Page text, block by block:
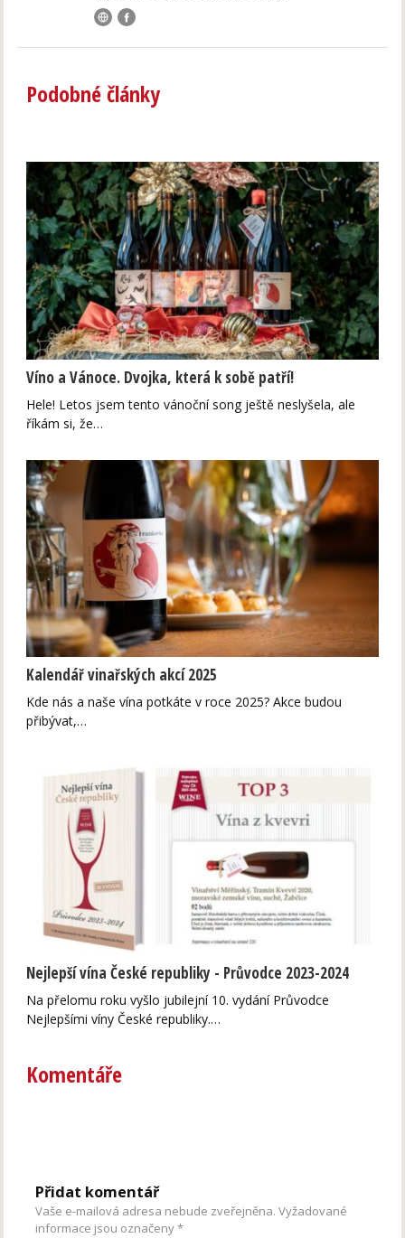
Podobné články
Víno a Vánoce. Dvojka, která k sobě patří!
Hele! Letos jsem tento vánoční song ještě neslyšela, ale
říkám si, že…
Kalendář vinařských akcí 2025
Kde nás a naše vína potkáte v roce 2025? Akce budou
přibývat,…
Nejlepší vína České republiky - Průvodce 2023-2024
Na přelomu roku vyšlo jubilejní 10. vydání Průvodce
Nejlepšími víny České republiky.…
Komentáře
Přidat komentář
Vaše e-mailová adresa nebude zveřejněna. Vyžadované
informace jsou označeny*